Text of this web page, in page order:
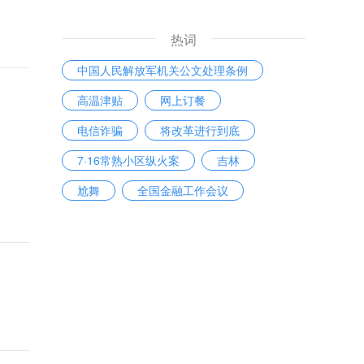
热词
中国人民解放军机关公文处理条例
高温津贴
网上订餐
电信诈骗
将改革进行到底
7·16常熟小区纵火案
吉林
尬舞
全国金融工作会议